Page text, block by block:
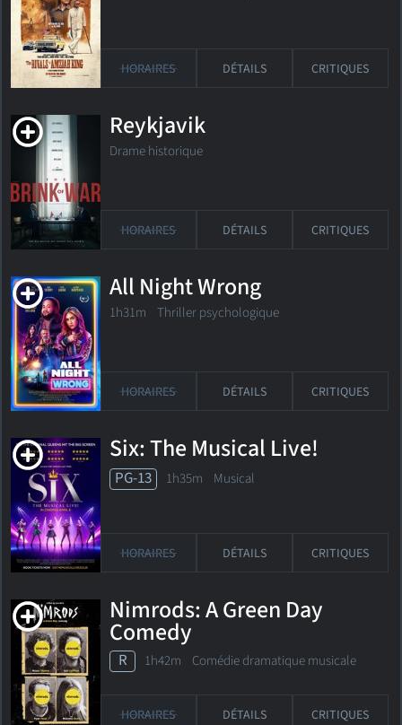
HORAIRES DÉTAILS CRITIQUES
Reykjavik
Drame historique
HORAIRES DÉTAILS CRITIQUES
All Night Wrong
1h31m Thriller psychologique
HORAIRES DÉTAILS CRITIQUES
Six: The Musical Live!
PG-13 1h35m Musical
HORAIRES DÉTAILS CRITIQUES
Nimrods: A Green Day
Comedy
R 1h42m Comédie dramatique musicale
HORAIRES DÉTAILS CRITIQUES